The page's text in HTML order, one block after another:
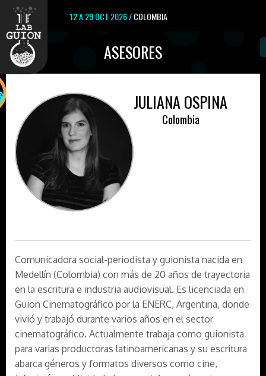
12 A 29 OCT 2026 /COLOMBIA
ASESORES
JULIANA OSPINA
Colombia
Comunicadora social-periodista y guionista nacida en
Medellín (Colombia) con más de 20 años de trayectoria
en la escritura e industria audiovisual. Es licenciada en
Guion Cinematográfico por la ENERC, Argentina, donde
vivió y trabajó durante varios años en el sector
cinematográfico. Actualmente trabaja como guionista
para varias productoras latinoamericanas y su escritura
abarca géneros y formatos diversos como cine,